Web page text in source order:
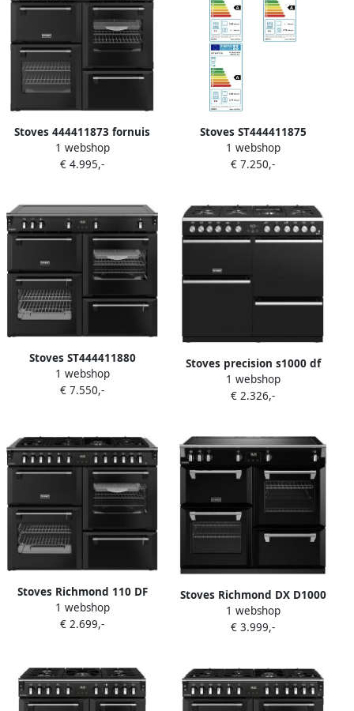
Stoves 444411873 fornuis
Range-fornuis Electrisch
Inductiekookplaat zones
1 webshop
€ 4.995,-
Stoves ST444411875
Fornuizen
1 webshop
€ 7.250,-
Stoves ST444411880
Fornuizen
1 webshop
€ 7.550,-
Stoves precision s1000 df
deluxe zwart st410769
1 webshop
€ 2.326,-
Stoves Richmond 110 DF
Zwart
1 webshop
€ 2.699,-
Stoves Richmond DX D1000
Ei ZLS Zwart (zoneless)
RESTANT
1 webshop
€ 3.999,-